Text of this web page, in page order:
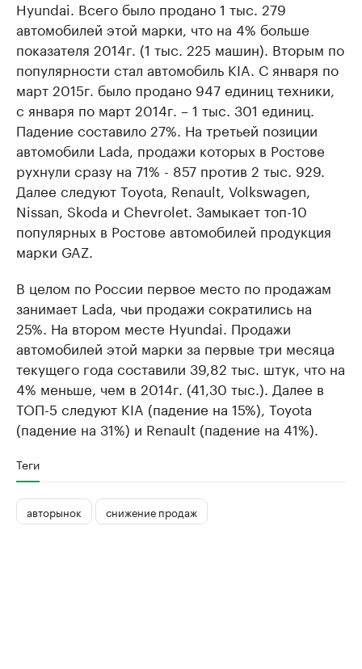
Hyundai. Всего было продано 1 тыс. 279
автомобилей этой марки, что на 4% больше
показателя 2014г. (1 тыс. 225 машин). Вторым по
популярности стал автомобиль KIA. С января по
март 2015г. было продано 947 единиц техники,
с января по март 2014г. – 1 тыс. 301 единиц.
Падение составило 27%. На третьей позиции
автомобили Lada, продажи которых в Ростове
рухнули сразу на 71% - 857 против 2 тыс. 929.
Далее следуют Toyota, Renault, Volkswagen,
Nissan, Skoda и Chevrolet. Замыкает топ-10
популярных в Ростове автомобилей продукция
марки GAZ.
В целом по России первое место по продажам
занимает Lada, чьи продажи сократились на
25%. На втором месте Hyundai. Продажи
автомобилей этой марки за первые три месяца
текущего года составили 39,82 тыс. штук, что на
4% меньше, чем в 2014г. (41,30 тыс.). Далее в
ТОП-5 следуют KIA (падение на 15%), Toyota
(падение на 31%) и Renault (падение на 41%).
Теги
авторынок снижение продаж